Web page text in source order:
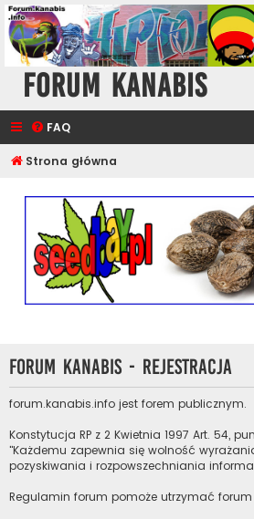
Forum Kanabis
FAQ
Strona główna
Forum Kanabis - Rejestracja
forum.kanabis.info jest forem publicznym.
Konstytucja RP z 2 Kwietnia 1997 Art. 54,
"Każdemu zapewnia się wolność
pozyskiwania i rozpowszechniania
Regulamin forum pomoże utrzymać